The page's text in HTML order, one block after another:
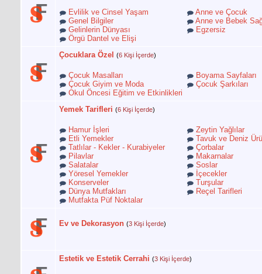
Evlilik ve Cinsel Yaşam
Anne ve Çocuk
Genel Bilgiler
Anne ve Bebek
Gelinlerin Dünyası
Egzersiz
Örgü Dantel ve Elişi
Çocuklara Özel
(6 Kişi İçerde)
Çocuk Masalları
Boyama Sayfaları
Çocuk Giyim ve Moda
Çocuk Şarkıları
Okul Öncesi Eğitim ve Etkinlikleri
Yemek Tarifleri (6 Kişi İçerde)
Hamur İşleri
Zeytin Yağlılar
Etli Yemekler
Tavuk ve Deniz
Tatlılar - Kekler - Kurabiyeler
Çorbalar
Pilavlar
Makarnalar
Salatalar
Soslar
Yöresel Yemekler
İçecekler
Konserveler
Turşular
Dünya Mutfakları
Reçel Tarifleri
Mutfakta Püf Noktalar
Ev ve Dekorasyon (3 Kişi İçerde)
Estetik ve Estetik Cerrahi (3 Kişi İçerde)